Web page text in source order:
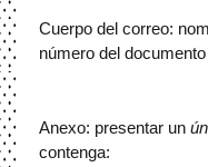
Cuerpo del correo:
número del
Anexo: presentar un
contenga: